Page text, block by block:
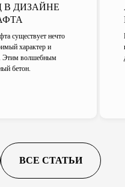
В ДИЗАЙНЕ
существует нечто
характер и
Этим волшебным
бетон.
ВСЕ СТАТЬИ